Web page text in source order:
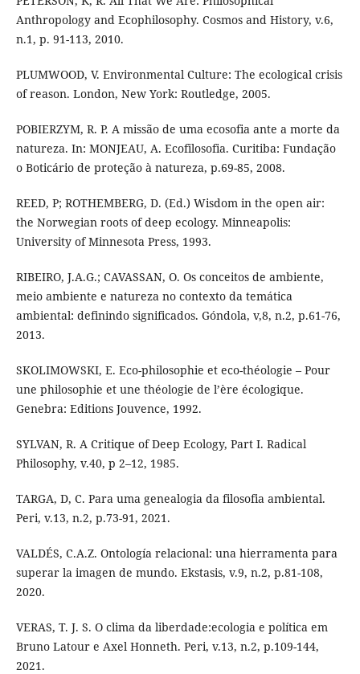
Anthropology and Ecophilosophy. Cosmos and History, v.6,
n.1, p. 91-113, 2010.
PLUMWOOD, V. Environmental Culture: The ecological crisis
of reason. London, New York: Routledge, 2005.
POBIERZYM, R. P. A missão de uma ecosofia ante a morte da
natureza. In: MONJEAU, A. Ecofilosofia. Curitiba: Fundação
o Boticário de proteção à natureza, p.69-85, 2008.
REED, P; ROTHEMBERG, D. (Ed.) Wisdom in the open air:
the Norwegian roots of deep ecology. Minneapolis:
University of Minnesota Press, 1993.
RIBEIRO, J.A.G.; CAVASSAN, O. Os conceitos de ambiente,
meio ambiente e natureza no contexto da temática
ambiental: definindo significados. Góndola, v,8, n.2, p.61-76,
2013.
SKOLIMOWSKI, E. Eco-philosophie et eco-théologie – Pour
une philosophie et une théologie de l’ère écologique.
Genebra: Editions Jouvence, 1992.
SYLVAN, R. A Critique of Deep Ecology, Part I. Radical
Philosophy, v.40, p 2–12, 1985.
TARGA, D, C. Para uma genealogia da filosofia ambiental.
Peri, v.13, n.2, p.73-91, 2021.
VALDÉS, C.A.Z. Ontología relacional: una hierramenta para
superar la imagen de mundo. Ekstasis, v.9, n.2, p.81-108,
2020.
VERAS, T. J. S. O clima da liberdade:ecologia e política em
Bruno Latour e Axel Honneth. Peri, v.13, n.2, p.109-144,
2021.